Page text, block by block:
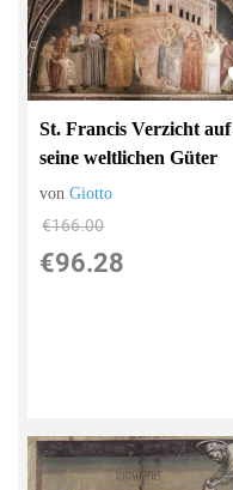
St. Francis Verzicht auf
seine weltlichen Güter
vonGiotto
€166.00
€96.28